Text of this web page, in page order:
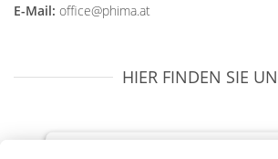
E-Mail: office@phima.at
HIER FINDEN SIE